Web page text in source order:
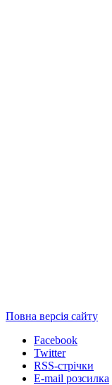
Повна версія сайту
Facebook
Twitter
RSS-стрічки
E-mail розсилка